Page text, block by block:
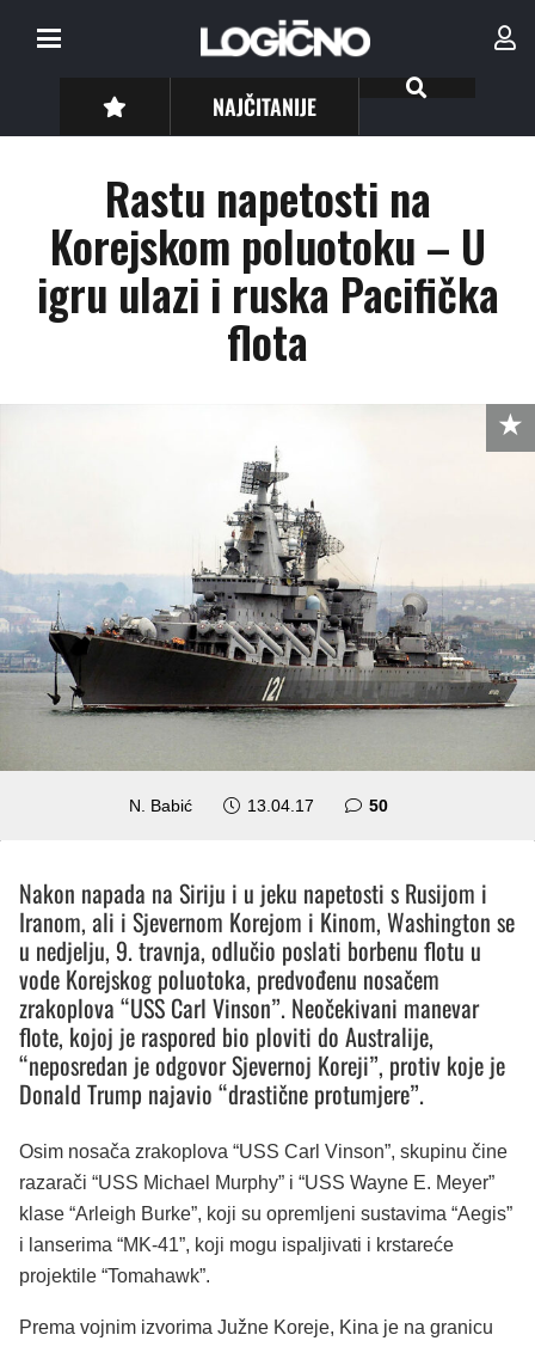
NAJČITANIJE
Rastu napetosti na
Korejskom poluotoku – U
igru ulazi i ruska Pacifička
flota
N. Babić 13.04.17 50komentara
Nakon napada na Siriju i u jeku napetosti s Rusijom i
Iranom, ali i Sjevernom Korejom i Kinom, Washington se
u nedjelju, 9. travnja, odlučio poslati borbenu flotu u
vode Korejskog poluotoka, predvođenu nosačem
zrakoplova “USS Carl Vinson”. Neočekivani manevar
flote, kojoj je raspored bio ploviti do Australije,
“neposredan je odgovor Sjevernoj Koreji”, protiv koje je
Donald Trump najavio “drastične protumjere”.
Osim nosača zrakoplova “USS Carl Vinson”, skupinu čine
razarači “USS Michael Murphy” i “USS Wayne E. Meyer”
klase “Arleigh Burke”, koji su opremljeni sustavima “Aegis”
i lanserima “MK-41”, koji mogu ispaljivati i krstareće
projektile “Tomahawk”.
Prema vojnim izvorima Južne Koreje, Kina je na granicu